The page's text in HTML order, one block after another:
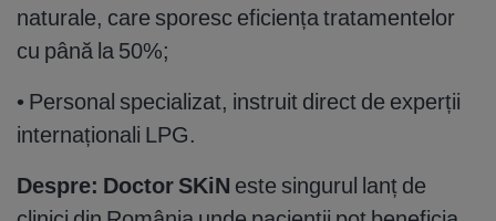
naturale, care sporesc eficiența tratamentelor
cu până la 50%;
• Personal specializat, instruit direct de experții
internaționali LPG.
Despre: Doctor SKiN este singurul lanț de